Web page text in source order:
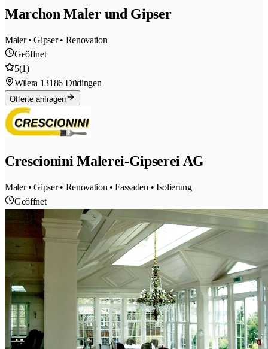
Marchon Maler und Gipser
Maler • Gipser • Renovation
Geöffnet
5(1)
Wilera 13186 Düdingen
Offerte anfragen
Crescionini Malerei-Gipserei AG
Maler • Gipser • Renovation • Fassaden • Isolierung
Geöffnet